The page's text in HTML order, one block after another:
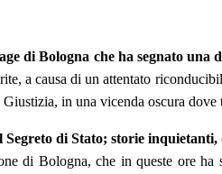
di Bologna che ha segnato una
a causa di un attentato
in una vicenda oscura
di Stato; storie inquietanti,
di Bologna, che in queste ore